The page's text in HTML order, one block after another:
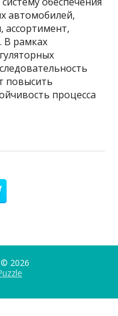
автомобилей,
ассортимент,
В рамках
повысить
процесса
© 2026